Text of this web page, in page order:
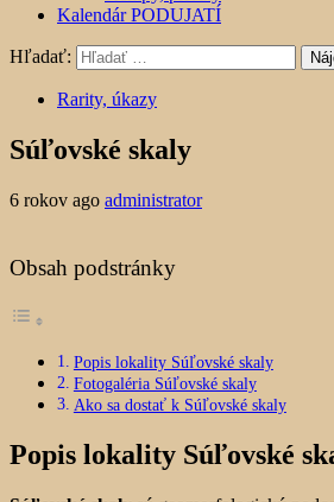
Kalendár PODUJATÍ
Hľadať:
Rarity, úkazy
Súľovské skaly
6 rokov ago administrator
Obsah podstránky
Popis lokality Súľovské skaly
Fotogaléria Súľovské skaly
Ako sa dostať k Súľovské skaly
Popis lokality Súľovské